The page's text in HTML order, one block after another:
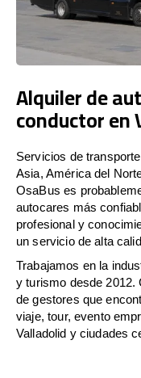
Alquiler de
conductor en
Servicios de
Asia, América del
OsaBus es
autocares más
profesional y
un servicio de alta
Trabajamos en la
y turismo desde 2012.
de gestores que
viaje, tour, evento
Valladolid y ciudades